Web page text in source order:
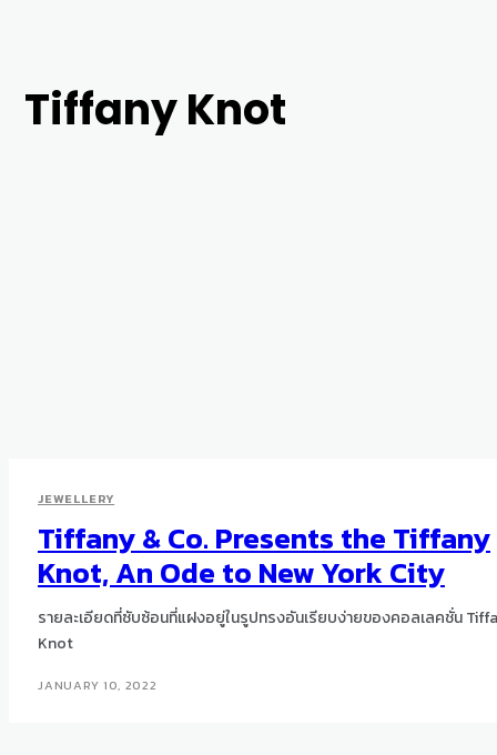
Tiffany Knot
JEWELLERY
Tiffany & Co. Presents the Tiffany
Knot, An Ode to New York City
รายละเอียดที่ซับซ้อนที่แฝงอยู่ในรูปทรงอันเรียบง่ายของคอลเลคชั่น
Knot
JANUARY 10, 2022